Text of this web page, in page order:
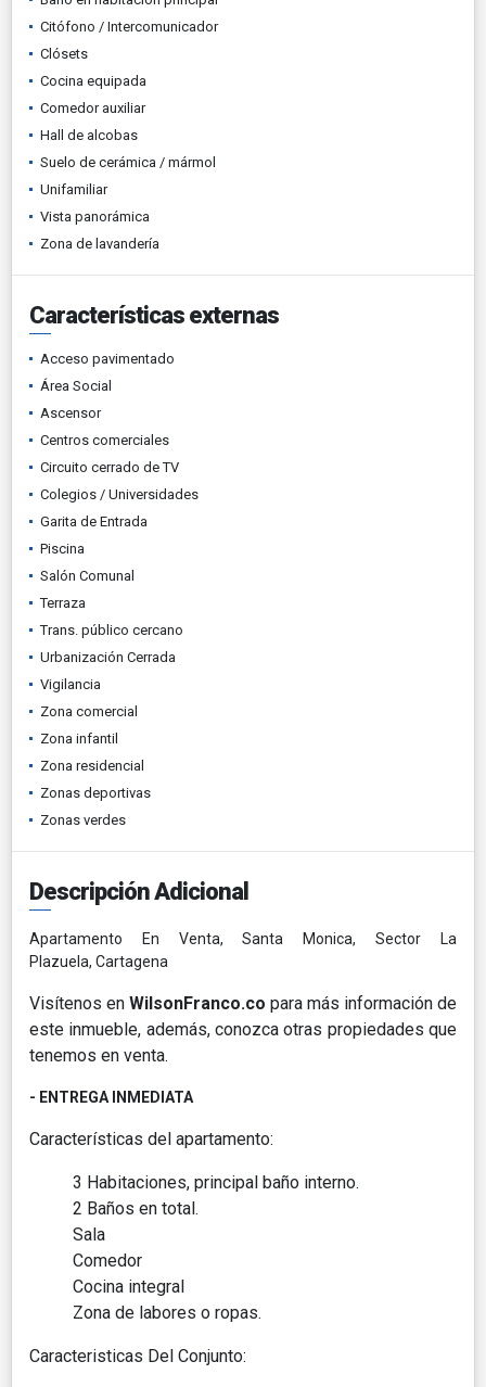
Citófono / Intercomunicador
Clósets
Cocina equipada
Comedor auxiliar
Hall de alcobas
Suelo de cerámica / mármol
Unifamiliar
Vista panorámica
Zona de lavandería
Características externas
Acceso pavimentado
Área Social
Ascensor
Centros comerciales
Circuito cerrado de TV
Colegios / Universidades
Garita de Entrada
Piscina
Salón Comunal
Terraza
Trans. público cercano
Urbanización Cerrada
Vigilancia
Zona comercial
Zona infantil
Zona residencial
Zonas deportivas
Zonas verdes
Descripción Adicional
Apartamento En Venta, Santa Monica, Sector La
Plazuela, Cartagena
Visítenos en WilsonFranco.co para más información de
este inmueble, además, conozca otras propiedades que
tenemos en venta.
- ENTREGA INMEDIATA
Características del apartamento:
3 Habitaciones, principal baño interno.
2 Baños en total.
Sala
Comedor
Cocina integral
Zona de labores o ropas.
Caracteristicas Del Conjunto: